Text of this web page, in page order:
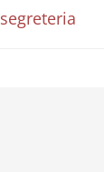
segreteria